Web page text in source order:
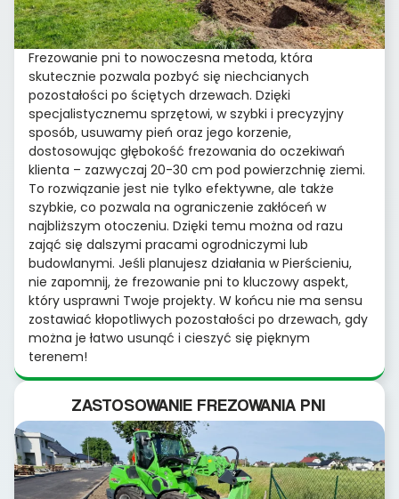
Frezowanie pni to nowoczesna metoda, która
skutecznie pozwala pozbyć się niechcianych
pozostałości po ściętych drzewach. Dzięki
specjalistycznemu sprzętowi, w szybki i precyzyjny
sposób, usuwamy pień oraz jego korzenie,
dostosowując głębokość frezowania do oczekiwań
klienta – zazwyczaj 20-30 cm pod powierzchnię ziemi.
To rozwiązanie jest nie tylko efektywne, ale także
szybkie, co pozwala na ograniczenie zakłóceń w
najbliższym otoczeniu. Dzięki temu można od razu
zająć się dalszymi pracami ogrodniczymi lub
budowlanymi. Jeśli planujesz działania w Pierścieniu,
nie zapomnij, że frezowanie pni to kluczowy aspekt,
który usprawni Twoje projekty. W końcu nie ma sensu
zostawiać kłopotliwych pozostałości po drzewach, gdy
można je łatwo usunąć i cieszyć się pięknym
terenem!
ZASTOSOWANIE FREZOWANIA PNI